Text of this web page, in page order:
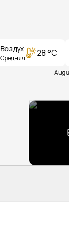
Воздух
Средняя 28 °C